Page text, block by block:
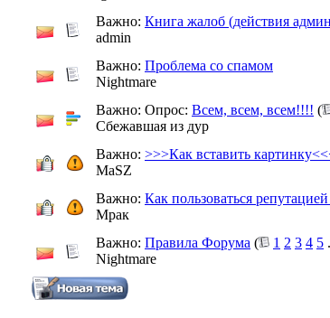
Важно: Книга жалоб (действия
admin
Важно: Проблема со спамом
Nightmare
Важно: Опрос: Всем, всем, всем!!!! (
Сбежавшая из дур
Важно: >>>Как вставить
MaSZ
Важно: Как пользоваться
Мрак
Важно: Правила Форума ( 1 2 3 4 5
Nightmare